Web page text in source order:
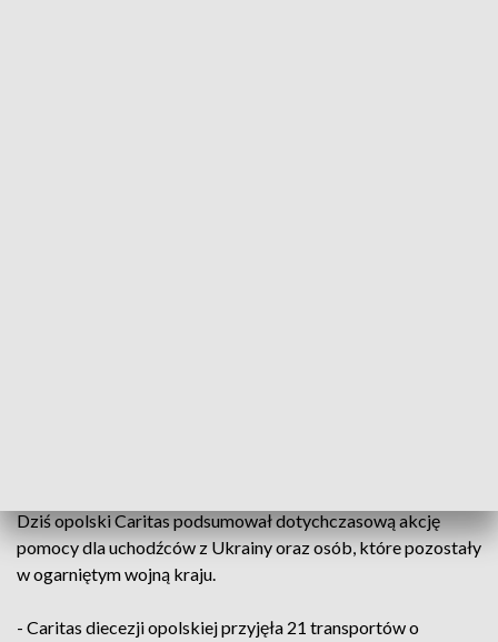
Dziś opolski Caritas podsumował dotychczasową akcję
pomocy dla uchodźców z Ukrainy oraz osób, które pozostały
w ogarniętym wojną kraju.
- Caritas diecezji opolskiej przyjęła 21 transportów o